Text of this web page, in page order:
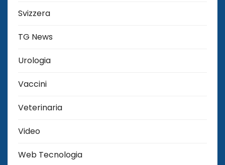
Svizzera
TG News
Urologia
Vaccini
Veterinaria
Video
Web Tecnologia